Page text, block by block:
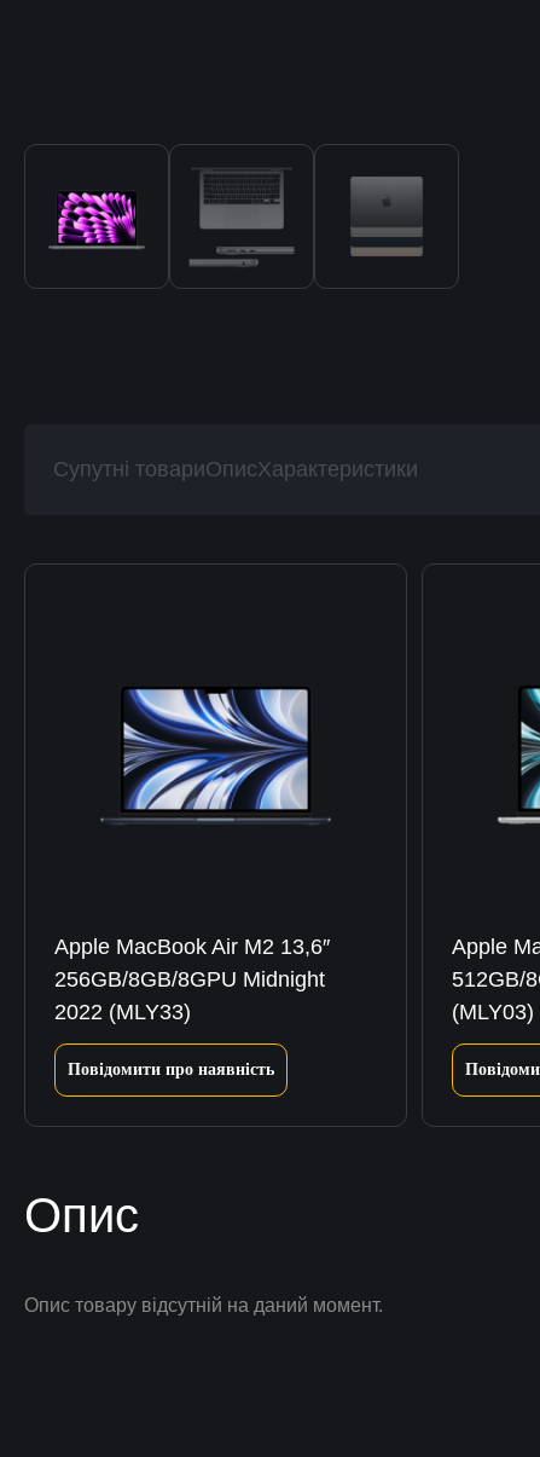
Супутні товариОписХарактеристики
Apple MacBook Air M2 13,6″
256GB/8GB/8GPU Midnight
2022 (MLY33)
Повідомити про наявність
Apple
512GB/
(MLY03)
Опис
Опис товару відсутній на даний момент.